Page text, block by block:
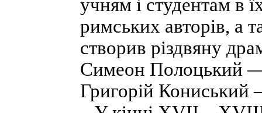
учням і студентам в
римських авторів, а
створив різдвяну
Симеон Полоцький
Григорій Кониський